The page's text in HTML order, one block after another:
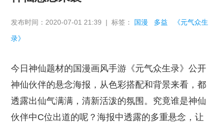
发布时间：2020-07-01 21:39 | 标签： 国漫 多益 《元气众生
录》
今日神仙题材的国漫画风手游《元气众生录》公开
神仙伙伴的悬念海报，从色彩搭配和背景来看，都
透露出仙气满满，清新活泼的氛围。究竟谁是神仙
伙伴中C位出道的呢？海报中透露的多重悬念，让